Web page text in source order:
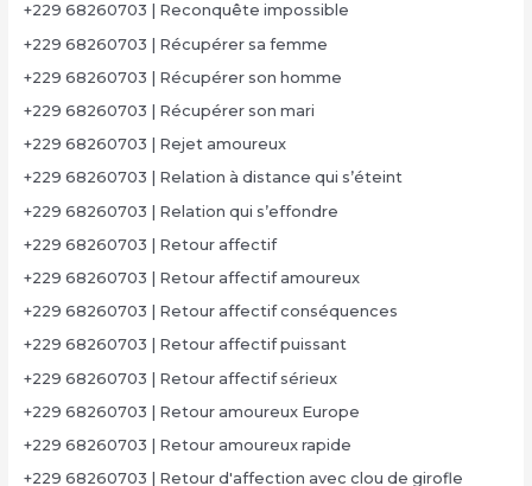
+229 68260703 | Reconquête impossible
+229 68260703 | Récupérer sa femme
+229 68260703 | Récupérer son homme
+229 68260703 | Récupérer son mari
+229 68260703 | Rejet amoureux
+229 68260703 | Relation à distance qui s’éteint
+229 68260703 | Relation qui s’effondre
+229 68260703 | Retour affectif
+229 68260703 | Retour affectif amoureux
+229 68260703 | Retour affectif conséquences
+229 68260703 | Retour affectif puissant
+229 68260703 | Retour affectif sérieux
+229 68260703 | Retour amoureux Europe
+229 68260703 | Retour amoureux rapide
+229 68260703 | Retour d'affection avec clou de girofle